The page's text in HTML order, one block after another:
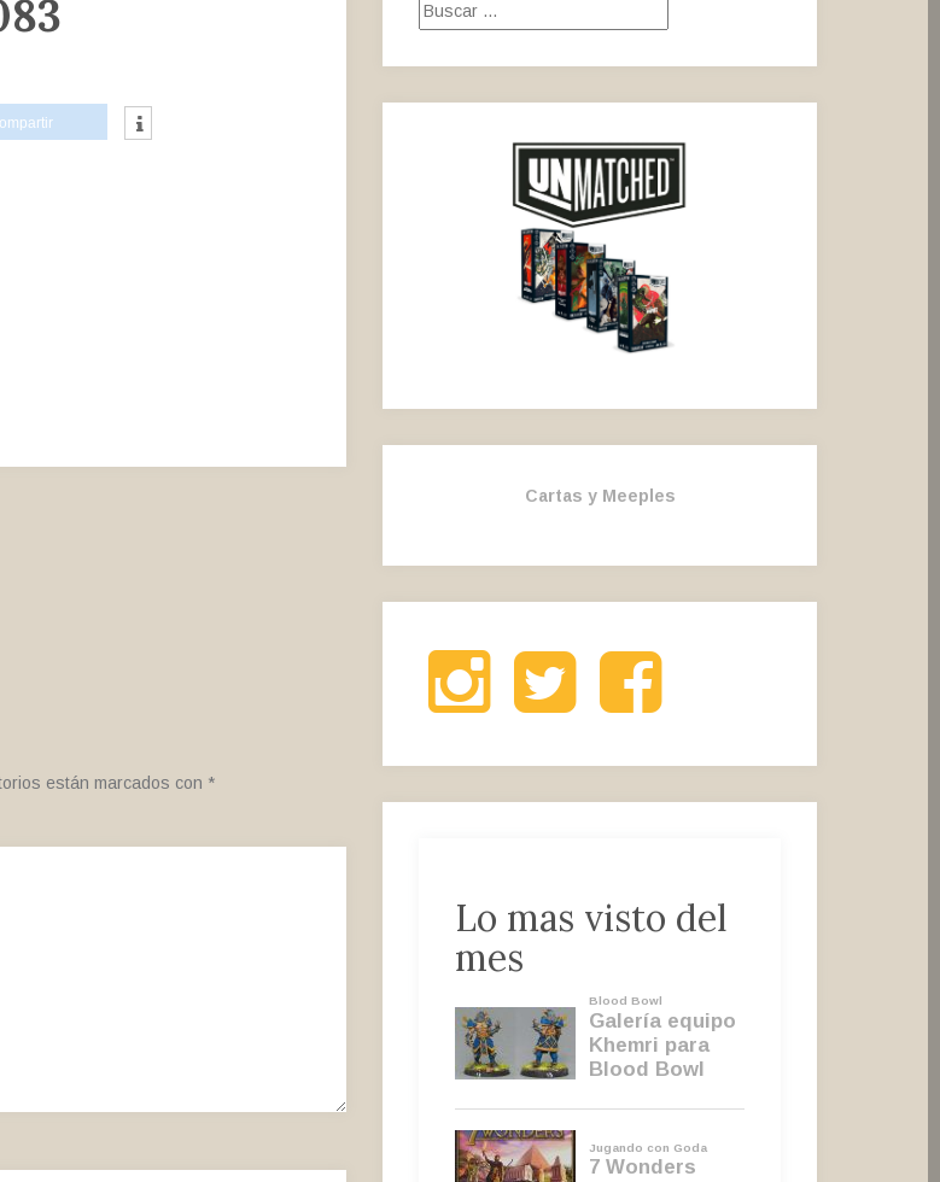
están marcados con *
Buscar:
Cartas y Meeples
Instagram Twitter Facebook
Lo mas visto del
mes